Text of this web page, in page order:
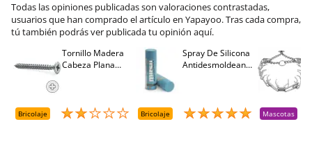
Todas las opiniones publicadas son valoraciones contrastadas,
usuarios que han comprado el artículo en Yapayoo. Tras cada compra,
tú también podrás ver publicada tu opinión aquí.
Tornillo Madera
Cabeza Plana
Bricolaje
Spray De Silicona
Antidesmoldeante
Bricolaje Mascotas